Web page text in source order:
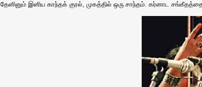
தேனினும் இனிய காந்தக் குரல், முகத்தில் ஒரு சாந்தம். கர்னாட